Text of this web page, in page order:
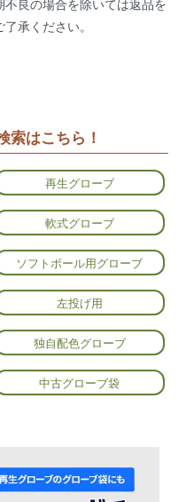
承ください。
索はこちら！
再生グローブ
軟式グローブ
ソフトボール用グローブ
左投げ用
独自配色グローブ
中古グローブ袋